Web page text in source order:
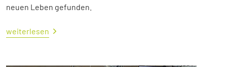
neuen Leben gefunden.
weiterlesen